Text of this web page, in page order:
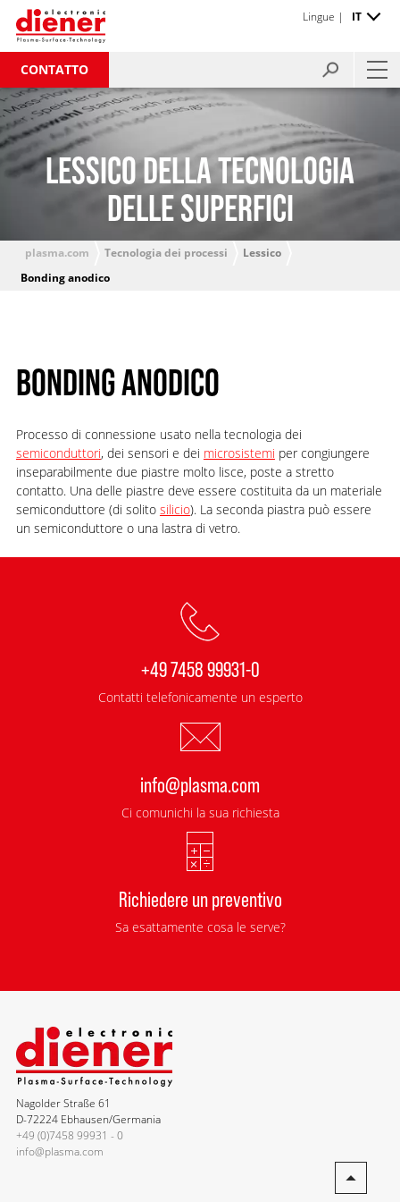
CONTATTO
Lingue | IT
LESSICO DELLA TECNOLOGIA
DELLE SUPERFICI
plasma.com Tecnologia dei processi
Lessico
Bonding anodico
BONDING ANODICO
Processo di connessione usato nella tecnologia dei
semiconduttori, dei sensori e dei microsistemi per congiungere
inseparabilmente due piastre molto lisce, poste a stretto
contatto. Una delle piastre deve essere costituita da un materiale
semiconduttore (di solito silicio). La seconda piastra può essere
un semiconduttore o una lastra di vetro.
+49 7458 99931-0
Contatti telefonicamente un esperto
info@plasma.com
Ci comunichi la sua richiesta
Richiedere un preventivo
Sa esattamente cosa le serve?
Nagolder Straße 61
D-72224 Ebhausen/Germania
+49 (0)7458 99931 - 0
info@plasma.com